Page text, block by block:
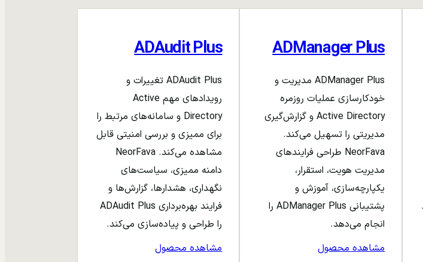
ADManager Plus
ADManager Plus مدیریت و
خودکارسازی عملیات روزمره
Active Directory و گزارش‌گیری
مدیریتی را تسهیل می‌کند.
NeorFava طراحی فرایندهای
مدیریت هویت، استقرار،
یکپارچه‌سازی، آموزش و
پشتیبانی ADManager Plus را
انجام می‌دهد.
مشاهده محصول
ADAudit Plus
ADAudit Plus تغییرات و
رویدادهای مهم Active
Directory و سامانه‌های مرتبط را
برای ممیزی و بررسی امنیتی قابل
مشاهده می‌کند. NeorFava
دامنه ممیزی، سیاست‌های
نگهداری، هشدارها، گزارش‌ها و
فرایند بهره‌برداری ADAudit Plus
را طراحی و پیاده‌سازی می‌کند.
مشاهده محصول